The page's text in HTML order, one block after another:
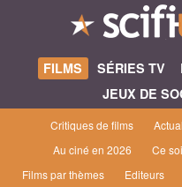
FILMS SÉRIES TV
JEUX DE
Critiques de films
Au ciné en 2026
Ce
Films par thèmes
Editeurs